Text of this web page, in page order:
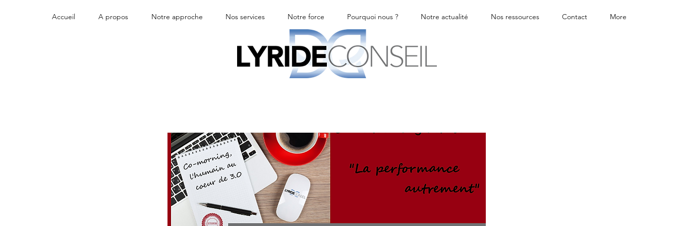
Accueil A propos Notre approche Nos services Notre force Pourquoi nous ? Notre actualité Nos ressources Contact More